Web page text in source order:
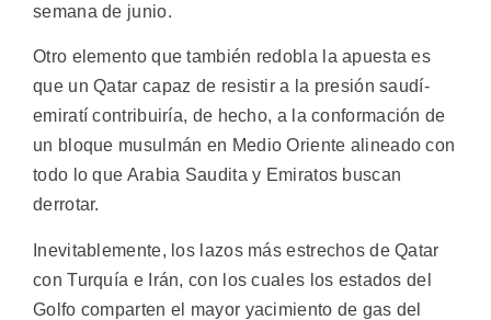
semana de junio.
Otro elemento que también redobla la apuesta es
que un Qatar capaz de resistir a la presión saudí-
emiratí contribuiría, de hecho, a la conformación de
un bloque musulmán en Medio Oriente alineado con
todo lo que Arabia Saudita y Emiratos buscan
derrotar.
Inevitablemente, los lazos más estrechos de Qatar
con Turquía e Irán, con los cuales los estados del
Golfo comparten el mayor yacimiento de gas del